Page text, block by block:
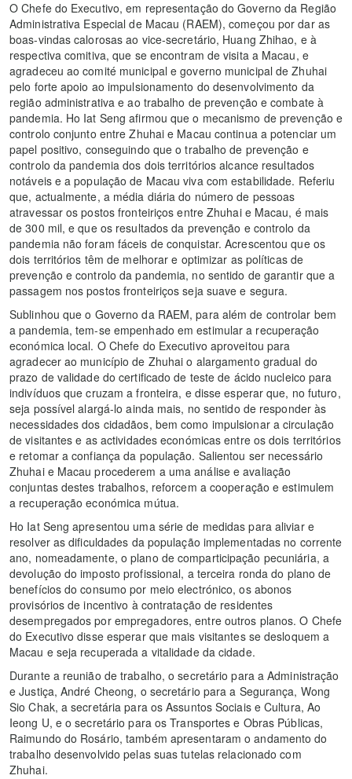
O Chefe do Executivo, em representação do Governo da Região
Administrativa Especial de Macau (RAEM), começou por dar as
boas-vindas calorosas ao vice-secretário, Huang Zhihao, e à
respectiva comitiva, que se encontram de visita a Macau, e
agradeceu ao comité municipal e governo municipal de Zhuhai
pelo forte apoio ao impulsionamento do desenvolvimento da
região administrativa e ao trabalho de prevenção e combate à
pandemia. Ho Iat Seng afirmou que o mecanismo de prevenção e
controlo conjunto entre Zhuhai e Macau continua a potenciar um
papel positivo, conseguindo que o trabalho de prevenção e
controlo da pandemia dos dois territórios alcance resultados
notáveis e a população de Macau viva com estabilidade. Referiu
que, actualmente, a média diária do número de pessoas
atravessar os postos fronteiriços entre Zhuhai e Macau, é mais
de 300 mil, e que os resultados da prevenção e controlo da
pandemia não foram fáceis de conquistar. Acrescentou que os
dois territórios têm de melhorar e optimizar as políticas de
prevenção e controlo da pandemia, no sentido de garantir que a
passagem nos postos fronteiriços seja suave e segura.
Sublinhou que o Governo da RAEM, para além de controlar bem
a pandemia, tem-se empenhado em estimular a recuperação
económica local. O Chefe do Executivo aproveitou para
agradecer ao município de Zhuhai o alargamento gradual do
prazo de validade do certificado de teste de ácido nucleico para
indivíduos que cruzam a fronteira, e disse esperar que, no futuro,
seja possível alargá-lo ainda mais, no sentido de responder às
necessidades dos cidadãos, bem como impulsionar a circulação
de visitantes e as actividades económicas entre os dois territórios
e retomar a confiança da população. Salientou ser necessário
Zhuhai e Macau procederem a uma análise e avaliação
conjuntas destes trabalhos, reforcem a cooperação e estimulem
a recuperação económica mútua.
Ho Iat Seng apresentou uma série de medidas para aliviar e
resolver as dificuldades da população implementadas no corrente
ano, nomeadamente, o plano de comparticipação pecuniária, a
devolução do imposto profissional, a terceira ronda do plano de
benefícios do consumo por meio electrónico, os abonos
provisórios de incentivo à contratação de residentes
desempregados por empregadores, entre outros planos. O Chefe
do Executivo disse esperar que mais visitantes se desloquem a
Macau e seja recuperada a vitalidade da cidade.
Durante a reunião de trabalho, o secretário para a Administração
e Justiça, André Cheong, o secretário para a Segurança, Wong
Sio Chak, a secretária para os Assuntos Sociais e Cultura, Ao
Ieong U, e o secretário para os Transportes e Obras Públicas,
Raimundo do Rosário, também apresentaram o andamento do
trabalho desenvolvido pelas suas tutelas relacionado com
Zhuhai.